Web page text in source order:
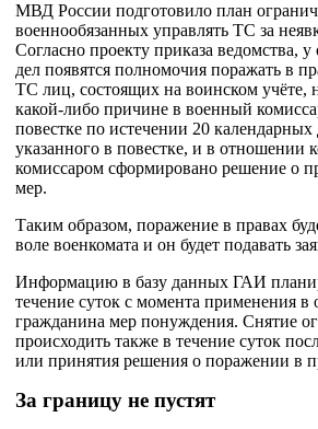
МВД России подготовило план
военнообязанных управлять ТС за
Согласно проекту приказа ведомства,
дел появятся полномочия поражать в
ТС лиц, состоящих на воинском учёте,
какой-либо причине в военный
повестке по истечении 20 календарных
указанного в повестке, и в отношении
комиссаром сформировано решение о
мер.
Таким образом, поражение в правах
воле военкомата и он будет подавать
Информацию в базу данных ГАИ
течение суток с момента применения
гражданина мер понуждения. Снятие
происходить также в течение суток
или принятия решения о поражении в
За границу не пустят